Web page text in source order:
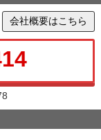
会社概要はこちら